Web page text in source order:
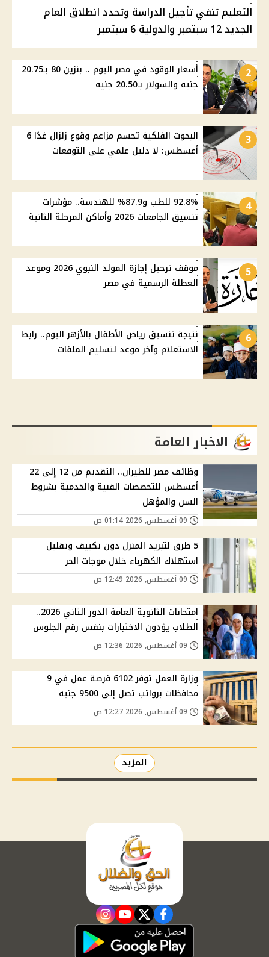
التعليم تنفي تأجيل الدراسة وتحدد انطلاق العام
الجديد 12 سبتمبر والدولية 6 سبتمبر
2
أسعار الوقود في مصر اليوم .. بنزين 80 بـ20.75
جنيه والسولار بـ20.50 جنيه
3
البحوث الفلكية تحسم مزاعم وقوع زلزال غدًا 6
أغسطس: لا دليل علمي على التوقعات
4
92.8% للطب و87.9% للهندسة.. مؤشرات
تنسيق الجامعات 2026 وأماكن المرحلة الثانية
5
موقف ترحيل إجازة المولد النبوي 2026 وموعد
العطلة الرسمية في مصر
6
نتيجة تنسيق رياض الأطفال بالأزهر اليوم.. رابط
الاستعلام وآخر موعد لتسليم الملفات
الاخبار العامة
وظائف مصر للطيران.. التقديم من 12 إلى 22
أغسطس للتخصصات الفنية والخدمية بشروط
السن والمؤهل
5 طرق لتبريد المنزل دون تكييف وتقليل
استهلاك الكهرباء خلال موجات الحر
امتحانات الثانوية العامة الدور الثاني 2026..
الطلاب يؤدون الاختبارات بنفس رقم الجلوس
وزارة العمل توفر 6102 فرصة عمل في 9
محافظات برواتب تصل إلى 9500 جنيه
المزيد
facebook
twitter
youtube
instagram